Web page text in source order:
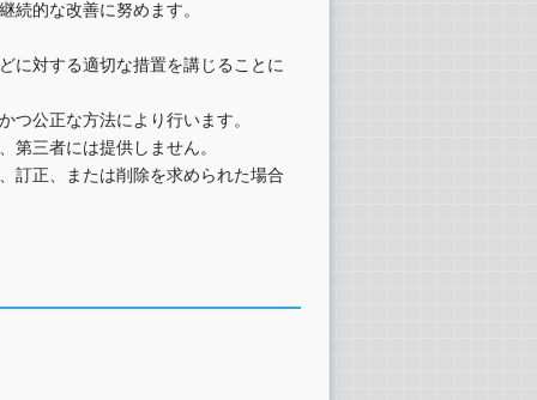
続的な改善に努めます。
に対する適切な措置を講じることに
公正な方法により行います。
三者には提供しません。
訂正、または削除を求められた場合